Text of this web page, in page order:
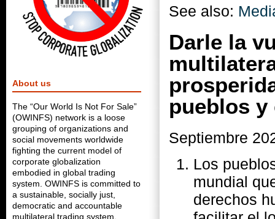
About us
The “Our World Is Not For Sale”
(OWINFS) network is a loose
grouping of organizations and
social movements worldwide
fighting the current model of
corporate globalization
embodied in global trading
system. OWINFS is committed to
a sustainable, socially just,
democratic and accountable
multilateral trading system.
See also:
Darle la
pueblos
Septiembre
Los
mundial
derechos